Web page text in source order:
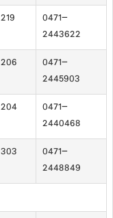
219
0471-
2443622
206
0471-
2445903
204
0471-
2440468
303
0471-
2448849